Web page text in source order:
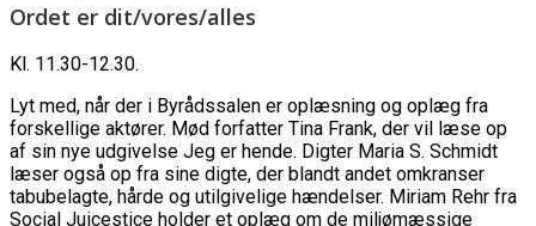
Ordet er dit/vores/alles
Kl. 11.30-12.30.
Lyt med, når der i Byrådssalen er oplæsning og oplæg fra
forskellige aktører. Mød forfatter Tina Frank, der vil læse op
af sin nye udgivelse Jeg er hende. Digter Maria S. Schmidt
læser også op fra sine digte, der blandt andet omkranser
tabubelagte, hårde og utilgivelige hændelser. Miriam Rehr fra
Social Juicestice holder et oplæg om de miljømæssige